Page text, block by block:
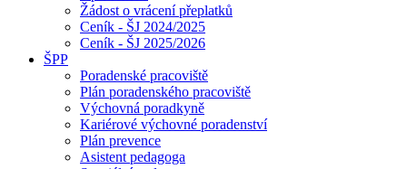
Žádost o vrácení přeplatků
Ceník - ŠJ 2024/2025
Ceník - ŠJ 2025/2026
ŠPP
Poradenské pracoviště
Plán poradenského pracoviště
Výchovná poradkyně
Kariérové výchovné poradenství
Plán prevence
Asistent pedagoga